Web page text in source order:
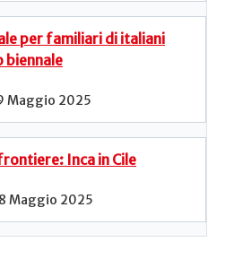
per familiari di italiani
biennale
Maggio 2025
Inca in Cile
Maggio 2025